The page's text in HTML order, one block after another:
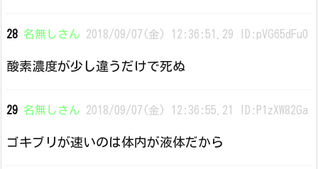
28 名無しさん 2018/09/07(金) 12:36:51.29 ID:pVG65dFu0
酸素濃度が少し違うだけで死ぬ
29 名無しさん 2018/09/07(金) 12:36:55.21 ID:P1zXW82Ga
ゴキブリが速いのは体内が液体だから